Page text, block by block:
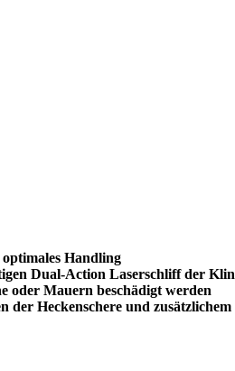
Handling
Dual-Action Laserschliff der
oder Mauern beschädigt werden
Heckenschere und